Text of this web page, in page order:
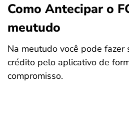
Como Antecipar o
meutudo
Na meutudo você pode fazer
crédito pelo aplicativo de
compromisso.